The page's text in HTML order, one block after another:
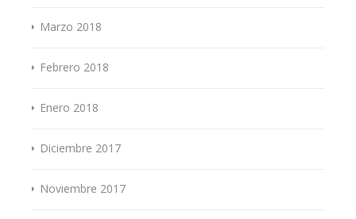
Marzo 2018
Febrero 2018
Enero 2018
Diciembre 2017
Noviembre 2017